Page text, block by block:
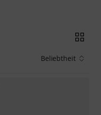
Beliebtheit